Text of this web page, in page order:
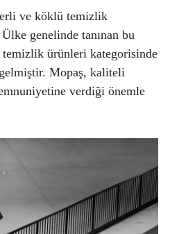
ve köklü temizlik
genelinde tanınan bu
temizlik ürünleri kategorisinde
Mopaş, kaliteli
verdiği önemle